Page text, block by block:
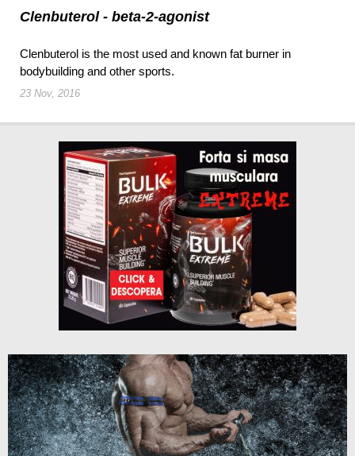
Clenbuterol - beta-2-agonist
Clenbuterol is the most used and known fat burner in
bodybuilding and other sports.
23 Nov, 2016